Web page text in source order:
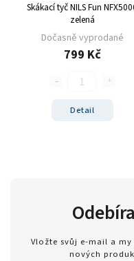
Skákací tyč NILS Fun
zelená
Dočasně vyprodané
799 Kč
Detail
Vložte svůj e-mail a
nových